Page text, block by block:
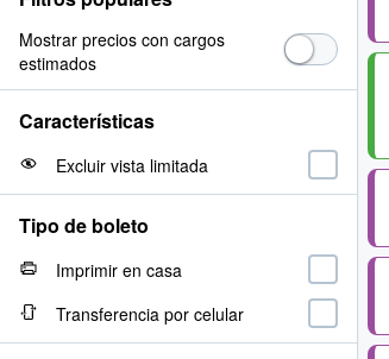
Mostrar precios con cargos
estimados
Características
Excluir vista limitada
Tipo de boleto
Imprimir en casa
Transferencia por celular